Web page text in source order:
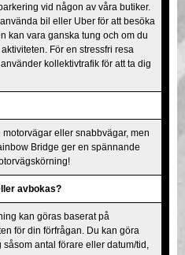
vid någon av våra butiker.
bil eller Uber för att besöka
kan vara ganska tung och om du
För en stressfri resa
kollektivtrafik för att ta dig
eller snabbvägar, men
Bridge ger en spännande
avbokas?
kan göras baserat på
för din förfrågan. Du kan göra
antal förare eller datum/tid,